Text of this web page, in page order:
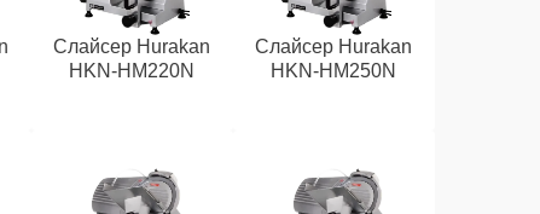
Слайсер Hurakan
HKN-HM220N
Слайсер Hurakan
HKN-HM250N